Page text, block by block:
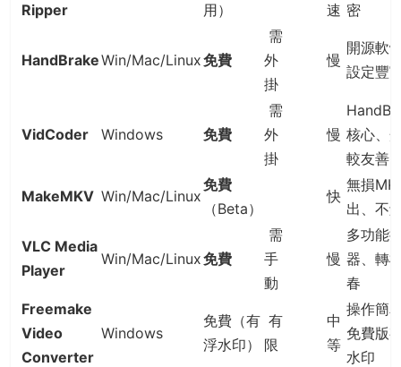
Ripper
用）
速 密
HandBrakeWin/Mac/Linux免費
需
外
掛
慢
開源軟
設定豐
VidCoder Windows 免費
需
外
掛
慢 核心、
較友善
MakeMKV Win/Mac/Linux
免費
（Beta）
快
無損
出、不
VLC Media
Player
Win/Mac/Linux免費
需
手
動
慢
多功能
器、轉
春
Freemake
Video
Converter
Windows
免費（有
浮水印）
有
限
中
等
操作簡
免費版
水印